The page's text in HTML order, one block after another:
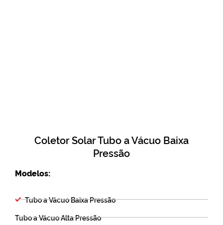
Coletor Solar Tubo a Vácuo Baixa
Pressão
Modelos:
Tubo a Vácuo Baixa Pressão
Tubo a Vácuo Alta Pressão